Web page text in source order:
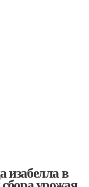
изабелла в